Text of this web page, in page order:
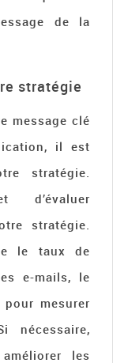
de la
stratégie
message clé
il est
stratégie.
d’évaluer
stratégie.
le taux de
e-mails, le
mesurer
nécessaire,
les